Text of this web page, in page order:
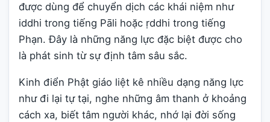
được dùng để chuyển dịch các khái niệm như
iddhi trong tiếng Pāli hoặc ṛddhi trong tiếng
Phạn. Đây là những năng lực đặc biệt được cho
là phát sinh từ sự định tâm sâu sắc.
Kinh điển Phật giáo liệt kê nhiều dạng năng lực
như đi lại tự tại, nghe những âm thanh ở khoảng
cách xa, biết tâm người khác, nhớ lại đời sống